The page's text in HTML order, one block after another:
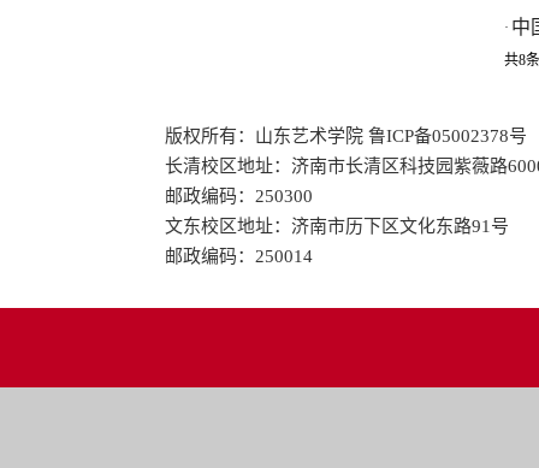
· 中
共8
版权所有：山东艺术学院 鲁ICP备05002378号
长清校区地址：济南市长清区科技园紫薇路
邮政编码：250300
文东校区地址：济南市历下区文化东路91号
邮政编码：250014